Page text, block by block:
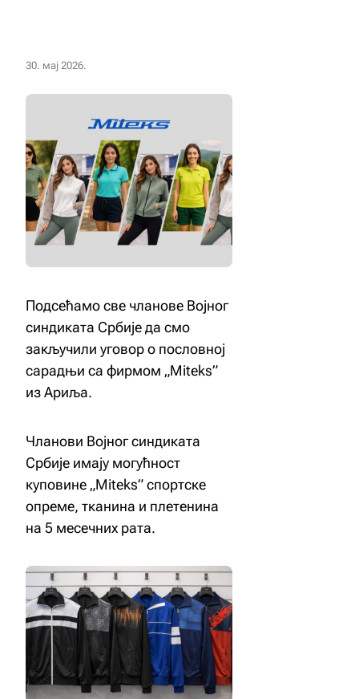
30. мај 2026.
Подсећамо све чланове Војног
синдиката Србије да смо
закључили уговор о пословној
сарадњи са фирмом „Miteks”
из Ариља.
Чланови Војног синдиката
Србије имају могућност
куповине „Miteks” спортске
опреме, тканина и плетенина
на 5 месечних рата.